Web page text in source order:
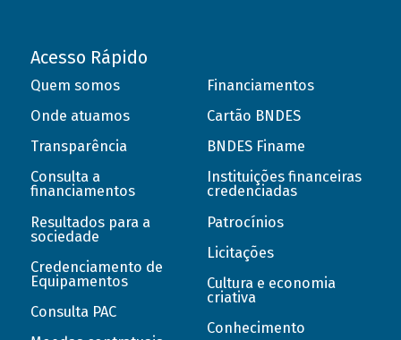
Acesso Rápido
Quem somos
Onde atuamos
Transparência
Consulta a
financiamentos
Resultados para a
sociedade
Credenciamento de
Equipamentos
Consulta PAC
Financiamentos
Cartão BNDES
BNDES Finame
Instituições financeiras
credenciadas
Patrocínios
Licitações
Cultura e economia
criativa
Conhecimento